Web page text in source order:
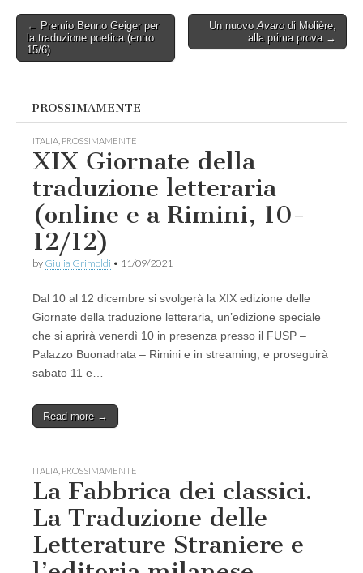
Post
navigation
← Premio Benno Geiger per
la traduzione poetica (entro
15/6)
Un nuovoAvarodi Molière,
alla prima prova →
PROSSIMAMENTE
ITALIA PROSSIMAMENTE
XIX Giornate della
traduzione letteraria
(online e a Rimini, 10-
12/12)
by Giulia Grimoldi • 11/09/2021
Dal 10 al 12 dicembre si svolgerà la XIX edizione delle
Giornate della traduzione letteraria, un’edizione speciale
che si aprirà venerdì 10 in presenza presso il FUSP –
Palazzo Buonadrata – Rimini e in streaming, e proseguirà
sabato 11 e…
Read more →
ITALIA PROSSIMAMENTE
La Fabbrica dei classici.
La Traduzione delle
Letterature Straniere e